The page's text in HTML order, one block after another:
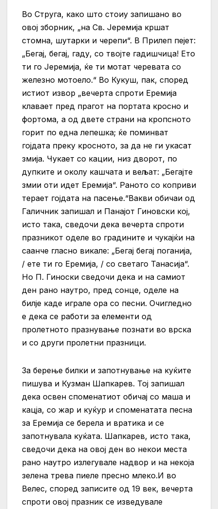
Во Струга, како што стоиу запишано во
овој зборник, „на Св. Јеремија кршат
стомна, шутарки и черепи“. В Прилеп пејет:
„Бегај, бегај, гаду, со твојте гадишчица! Ето
ти го Јеремија, ќе ти мотат черевата со
железно мотоело.“ Во Кукуш, пак, според
истиот извор „вечерта спроти Еремија
клавает пред прагот на портата кросно и
фортома, а од двете страни на кропсното
горит по една лепешка; ќе поминват
гојдата преку кросното, за да не ги укасат
змија. Чукает со кации, низ дворот, по
дупките и околу кашчата и вељат: „Бегајте
змии оти идет Еремија“. Раното со коприви
терает гојдата на пасење.“Вакви обичаи од
Галичник запишал и Панајот Гиновски кој,
исто така, сведочи дека вечерта спроти
празникот оделе во градините и чукајќи на
саанче гласно викале: „Бегај бегај поганија,
/ ете ти го Еремија, / со светаго Танасија“.
Но П. Гиноски сведочи дека и на самиот
ден рано наутро, пред сонце, оделе на
билје каде играле ора со песни. Очигледно
е дека се работи за елементи од
пролетното празнување познати во врска
и со други пролетни празници.
За берење билки и запотнување на куќите
пишува и Кузман Шапкарев. Тој запишал
дека освен споменатиот обичај со маша и
кацја, со жар и куќур и споменатата песна
за Еремија се берела и вратика и се
запотнувала куќата. Шапкарев, исто така,
сведочи дека на овој ден во некои места
рано наутро излегувале надвор и на некоја
зелена трева пиеле пресно млеко.И во
Велес, според записите од 19 век, вечерта
спроти овој празник се изведувале